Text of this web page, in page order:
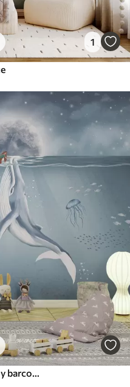
1
Diseño infantil con ballena, luna y barco con niños